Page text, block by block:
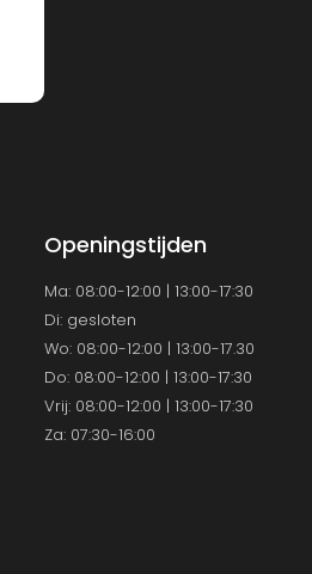
Openingstijden
Ma: 08:00-12:00 | 13:00-17:30
Di: gesloten
Wo: 08:00-12:00 | 13:00-17.30
Do: 08:00-12:00 | 13:00-17:30
Vrij: 08:00-12:00 | 13:00-17:30
Za: 07:30-16:00